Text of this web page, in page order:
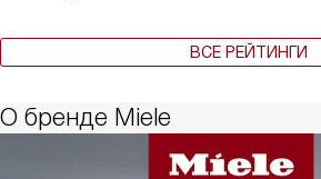
ВСЕ РЕЙТИНГИ
О бренде Miele